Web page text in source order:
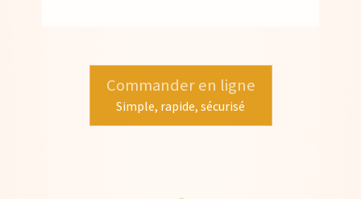
Commander en ligne
Simple, rapide, sécurisé